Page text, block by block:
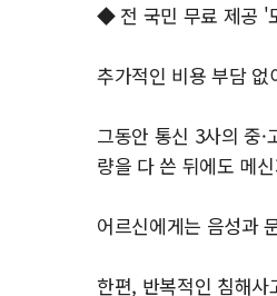
◆ 전 국민 무료 제공 '
추가적인 비용 부담
그동안 통신 3사의 중
량을 다 쓴 뒤에도 메
어르신에게는 음성과
한편, 반복적인 침해